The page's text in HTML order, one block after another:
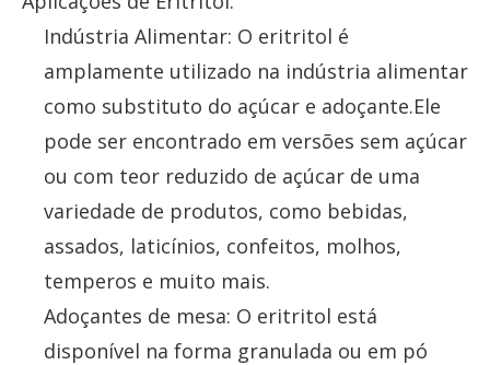
Indústria Alimentar: O eritritol é
amplamente utilizado na indústria alimentar
como substituto do açúcar e adoçante.Ele
pode ser encontrado em versões sem açúcar
ou com teor reduzido de açúcar de uma
variedade de produtos, como bebidas,
assados, laticínios, confeitos, molhos,
temperos e muito mais.
Adoçantes de mesa: O eritritol está
disponível na forma granulada ou em pó